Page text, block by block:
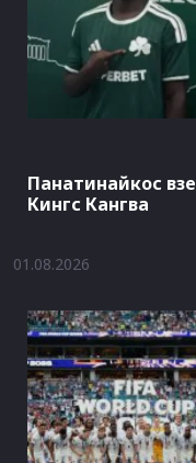
Панатинайкос взе
Кингс Кангва
01.08.2026